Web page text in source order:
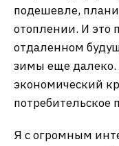
подешевле,
отоплении. И это
отдаленном
зимы еще далеко.
экономический
потребительское
Я с огромным